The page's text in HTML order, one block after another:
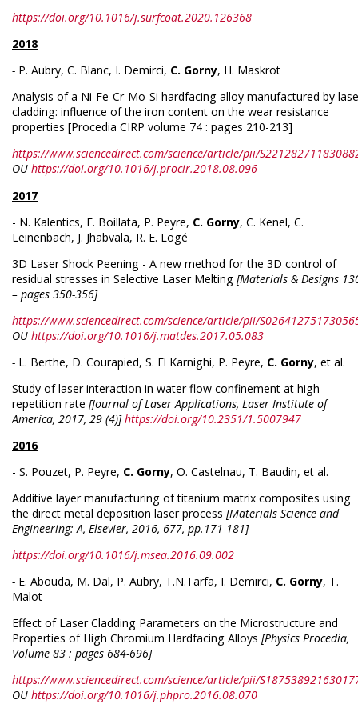
https://doi.org/10.1016/j.surfcoat.2020.126368
2018
- P. Aubry, C. Blanc, I. Demirci, C. Gorny, H. Maskrot
Analysis of a Ni-Fe-Cr-Mo-Si hardfacing alloy manufactured by
cladding: influence of the iron content on the wear resistance
properties [Procedia CIRP volume 74 : pages 210-213]
https://www.sciencedirect.com/science/article/pii/
OU https://doi.org/10.1016/j.procir.2018.08.096
2017
- N. Kalentics, E. Boillata, P. Peyre, C. Gorny, C. Kenel, C.
Leinenbach, J. Jhabvala, R. E. Logé
3D Laser Shock Peening - A new method for the 3D control of
residual stresses in Selective Laser Melting [Materials & Designs
– pages 350-356]
https://www.sciencedirect.com/science/article/pii/
OU https://doi.org/10.1016/j.matdes.2017.05.083
- L. Berthe, D. Courapied, S. El Karnighi, P. Peyre, C. Gorny, et al.
Study of laser interaction in water flow confinement at high
repetition rate [Journal of Laser Applications, Laser Institute of
America, 2017, 29 (4)]https://doi.org/10.2351/1.5007947
2016
- S. Pouzet, P. Peyre, C. Gorny, O. Castelnau, T. Baudin, et al.
Additive layer manufacturing of titanium matrix composites using
the direct metal deposition laser process [Materials Science and
Engineering: A, Elsevier, 2016, 677, pp.171-181]
https://doi.org/10.1016/j.msea.2016.09.002
- E. Abouda, M. Dal, P. Aubry, T.N.Tarfa, I. Demirci, C. Gorny, T.
Malot
Effect of Laser Cladding Parameters on the Microstructure and
Properties of High Chromium Hardfacing Alloys [Physics Procedia,
Volume 83 : pages 684-696]
https://www.sciencedirect.com/science/article/pii/
OU https://doi.org/10.1016/j.phpro.2016.08.070